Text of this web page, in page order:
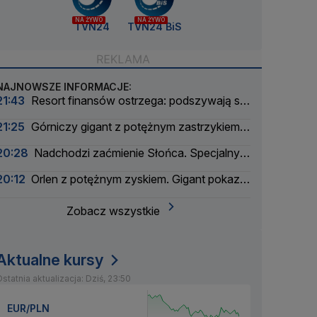
NA ŻYWO
TVN24
NA ŻYWO
TVN24 BiS
INFORMACJE:
Resort finansów ostrzega: podszywają się
Górniczy gigant z potężnym zastrzykiem
Nadchodzi zaćmienie Słońca. Specjalny
Orlen z potężnym zyskiem. Gigant pokazał
Zobacz wszystkie
kursy
aktualizacja: Dziś, 23:50
EUR/PLN